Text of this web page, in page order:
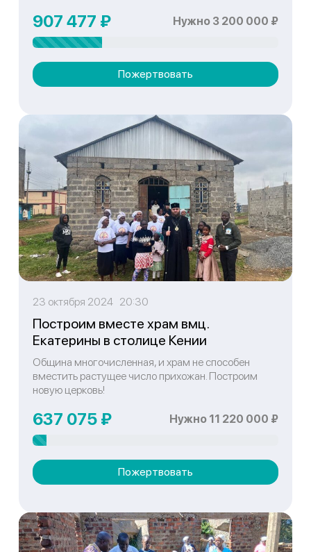
907 477 ₽ Нужно 3 200 000 ₽
Пожертвовать
23 октября 2024 20:30
Построим вместе храм вмц.
Екатерины в столице Кении
Община многочисленная, и храм не способен
вместить растущее число прихожан. Построим
новую церковь!
637 075 ₽ Нужно 11 220 000 ₽
Пожертвовать